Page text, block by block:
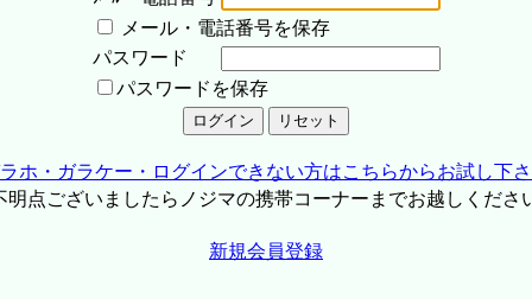
メール・電話番号を保存
パスワード
パスワードを保存
ホ・ガラケー・ログインできない方はこちらからお試し下
点ございましたらノジマの携帯コーナーまでお越しくださ
新規会員登録